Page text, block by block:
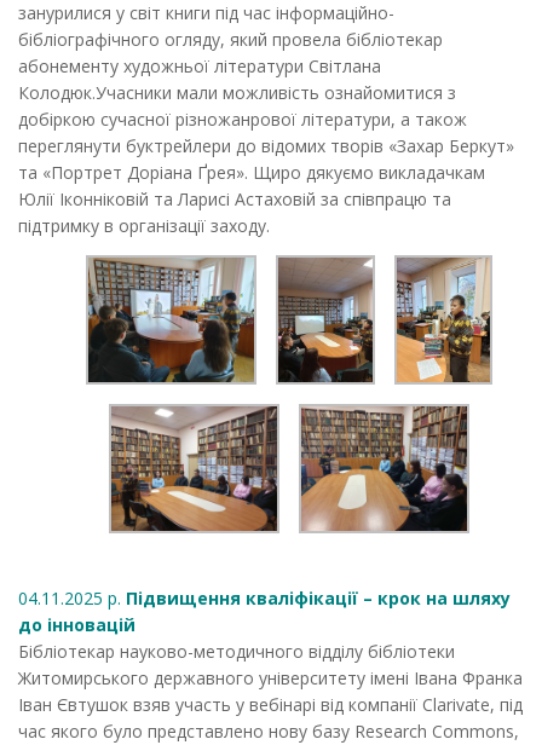
занурилися у світ книги під час інформаційно-
бібліографічного огляду, який провела бібліотекар
абонементу художньої літератури Світлана
Колодюк.Учасники мали можливість ознайомитися з
добіркою сучасної різножанрової літератури, а також
переглянути буктрейлери до відомих творів «Захар Беркут»
та «Портрет Доріана Ґрея». Щиро дякуємо викладачкам
Юлії Іконніковій та Ларисі Астаховій за співпрацю та
підтримку в організації заходу.
04.11.2025 р. Підвищення кваліфікації – крок на шляху
до інновацій
Бібліотекар науково-методичного відділу бібліотеки
Житомирського державного університету імені Івана Франка
Іван Євтушок взяв участь у вебінарі від компанії Clarivate, під
час якого було представлено нову базу Research Commons,